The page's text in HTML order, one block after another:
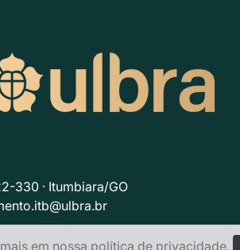
330 · Itumbiara/GO
em nossa política de privacidade.